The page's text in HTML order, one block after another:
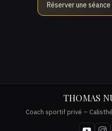
Réserver une
THOMAS
Coach sportif privé –